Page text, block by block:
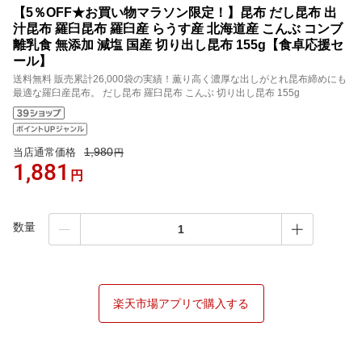
【5％OFF★お買い物マラソン限定！】昆布 だし昆布 出
汁昆布 羅臼昆布 羅臼産 らうす産 北海道産 こんぶ コンブ
離乳食 無添加 減塩 国産 切り出し昆布 155g【食卓応援セ
ール】
送料無料 販売累計26,000袋の実績！薫り高く濃厚な出しがとれ昆布締めにも
最適な羅臼産昆布。 だし昆布 羅臼昆布 こんぶ 切り出し昆布 155g
当店通常価格 1,980円
1,881 円
数量
楽天市場アプリで購入する